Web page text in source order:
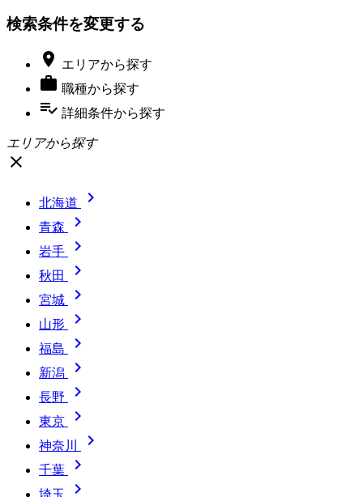
検索条件を変更する
 エリアから探す
 職種から探す
playlist_add_check 詳細条件から探す
エリアから探す
close
北海道 
青森 
岩手 
秋田 
宮城 
山形 
福島 
新潟 
長野 
東京 
神奈川 
千葉 
